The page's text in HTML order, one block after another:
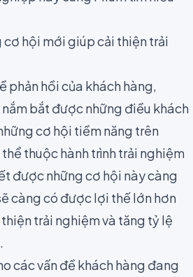
cơ hội mới giúp cải thiện trải
phản hồi của khách hàng,
bắt được những điều khách
cơ hội tiềm năng trên
thuộc hành trình trải nghiệm
được những cơ hội này càng
càng có được lợi thế lớn hơn
trải nghiệm và tăng tỷ lệ
.
các vấn đề khách hàng đang